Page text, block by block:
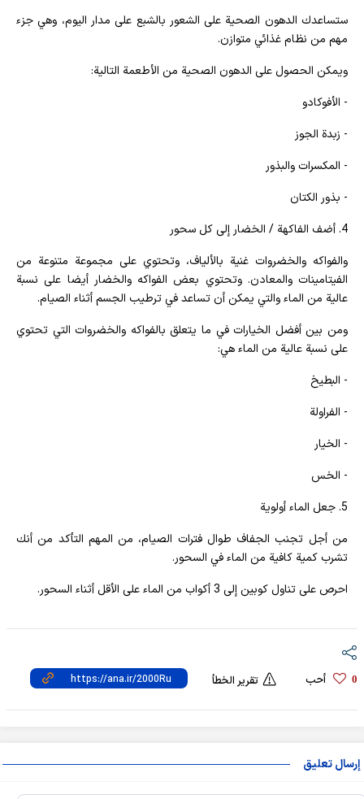
ستساعدك الدهون الصحية على الشعور بالشبع على مدار اليوم، وهي جزء
مهم من نظام غذائي متوازن.
ويمكن الحصول على الدهون الصحية من الأطعمة التالية:
- الأفوكادو
- زبدة الجوز
- المكسرات والبذور
- بذور الكتان
4. أضف الفاكهة / الخضار إلى كل سحور
والفواكه والخضروات غنية بالألياف، وتحتوي على مجموعة متنوعة من
الفيتامينات والمعادن. وتحتوي بعض الفواكه والخضار أيضا على نسبة
عالية من الماء والتي يمكن أن تساعد في ترطيب الجسم أثناء الصيام.
ومن بين أفضل الخيارات في ما يتعلق بالفواكه والخضروات التي تحتوي
على نسبة عالية من الماء هي:
- البطيخ
- الفراولة
- الخيار
- الخس
5. جعل الماء أولوية
من أجل تجنب الجفاف طوال فترات الصيام، من المهم التأكد من أنك
تشرب كمية كافية من الماء في السحور.
احرص على تناول كوبين إلى 3 أكواب من الماء على الأقل أثناء السحور.
0 أحب تقرير الخطأ
إرسال تعليق